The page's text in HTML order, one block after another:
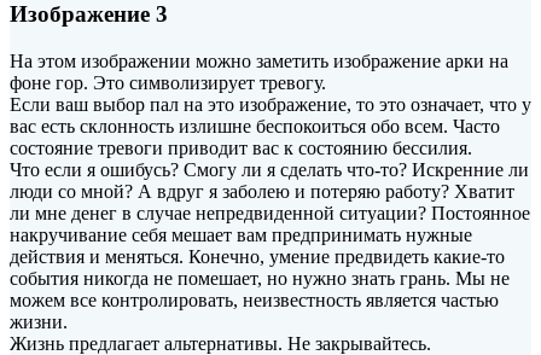
Изображение 3
На этом изображении можно заметить изображение арки на
фоне гор. Это символизирует тревогу.
Если ваш выбор пал на это изображение, то это означает, что у
вас есть склонность излишне беспокоиться обо всем. Часто
состояние тревоги приводит вас к состоянию бессилия.
Что если я ошибусь? Смогу ли я сделать что-то? Искренние ли
люди со мной? А вдруг я заболею и потеряю работу? Хватит
ли мне денег в случае непредвиденной ситуации? Постоянное
накручивание себя мешает вам предпринимать нужные
действия и меняться. Конечно, умение предвидеть какие-то
события никогда не помешает, но нужно знать грань. Мы не
можем все контролировать, неизвестность является частью
жизни.
Жизнь предлагает альтернативы. Не закрывайтесь.